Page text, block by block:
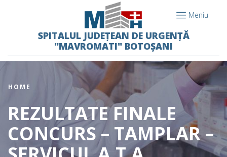
Meniu
SPITALUL JUDEȚEAN DE URGENȚĂ
"MAVROMATI" BOTOȘANI
HOME
REZULTATE FINALE
CONCURS – TAMPLAR –